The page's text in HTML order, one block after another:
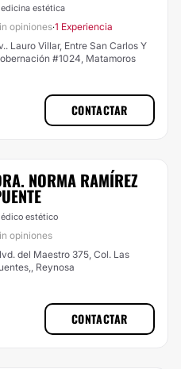
estética
opiniones·1 Experiencia
Lauro Villar, Entre San Carlos Y
#1024, Matamoros
CONTACTAR
NORMA RAMÍREZ
estético
opiniones
del Maestro 375, Col. Las
Reynosa
CONTACTAR